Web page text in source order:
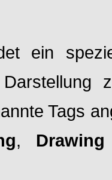
ein
Tags
,